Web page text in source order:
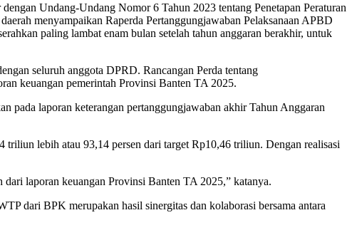
Undang-Undang Nomor 6 Tahun 2023 tentang Penetapan Peraturan
menyampaikan Raperda Pertanggungjawaban Pelaksanaan APBD
paling lambat enam bulan setelah tahun anggaran berakhir, untuk
seluruh anggota DPRD. Rancangan Perda tentang
keuangan pemerintah Provinsi Banten TA 2025.
pada laporan keterangan pertanggungjawaban akhir Tahun Anggaran
lebih atau 93,14 persen dari target Rp10,46 triliun. Dengan realisasi
dari laporan keuangan Provinsi Banten TA 2025,” katanya.
dari BPK merupakan hasil sinergitas dan kolaborasi bersama antara